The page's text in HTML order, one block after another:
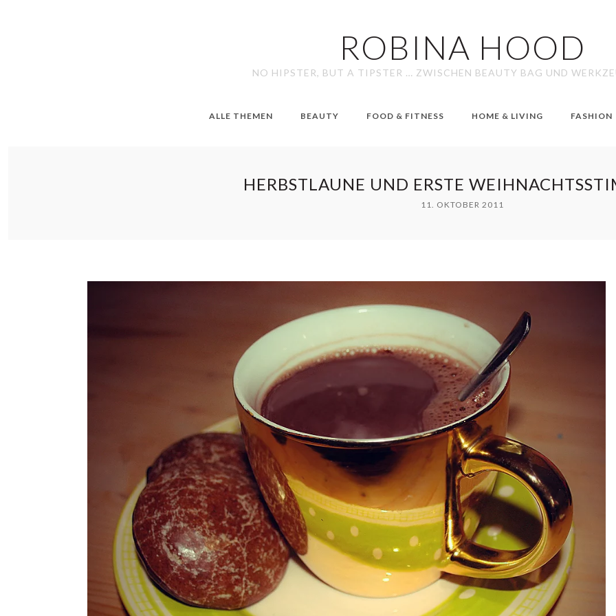
ROBINA HOOD
NO HIPSTER, BUT A TIPSTER … ZWISCHEN BEAUTY BAG UND
ALLE THEMEN BEAUTY FOOD & FITNESS HOME & LIVING FASHION
HERBSTLAUNE UND ERSTE
11. OKTOBER 2011